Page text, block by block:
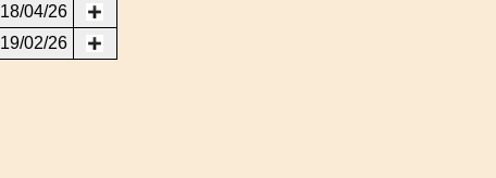
18/04/26
19/02/26